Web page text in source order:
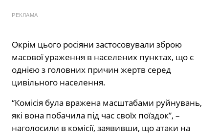
РЕКЛАМА
Окрім цього росіяни застосовували зброю
масової ураження в населених пунктах, що є
однією з головних причин жертв серед
цивільного населення.
“Комісія була вражена масштабами руйнувань,
які вона побачила під час своїх поїздок”, –
наголосили в комісії, заявивши, що атаки на